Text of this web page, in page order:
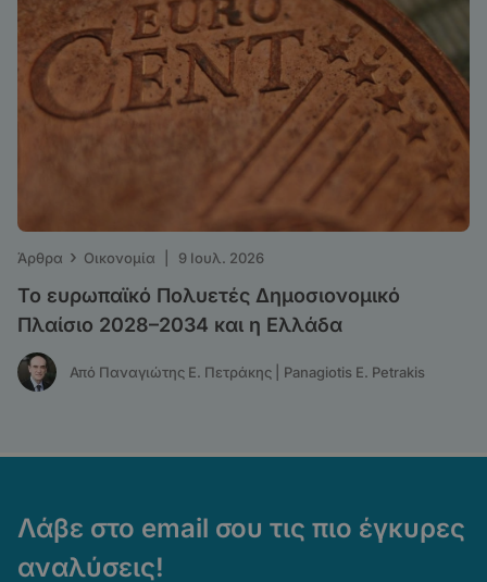
Άρθρα › Οικονομία 9 Ιουλ. 2026
Το ευρωπαϊκό Πολυετές Δημοσιονομικό
Πλαίσιο 2028–2034 και η Ελλάδα
Από Παναγιώτης Ε. Πετράκης | Panagiotis E. Petrakis
Λάβε στο email σου τις πιο έγκυρες
αναλύσεις!